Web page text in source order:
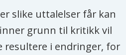
slike uttalelser får kan
grunn til kritikk vil
resultere i endringer, for